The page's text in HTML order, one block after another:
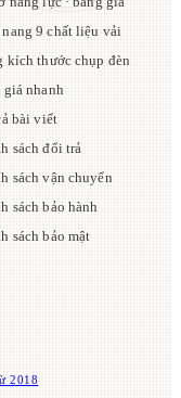
nang 9 chất liệu vải
kích thước chụp đèn
nhanh
bài viết
sách đổi trả
sách vận chuyển
sách bảo hành
sách bảo mật
2018